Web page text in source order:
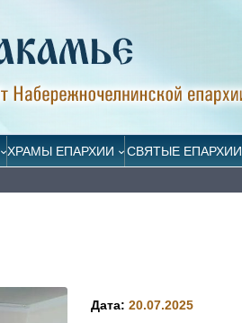
ХРАМЫ ЕПАРХИИ СВЯТЫЕ ЕПАРХИИ
Дата:20.07.2025